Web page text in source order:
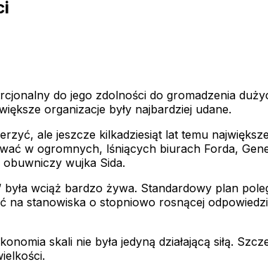
do jego zdolności do gromadzenia
organizacje były najbardziej udane.
ale jeszcze kilkadziesiąt lat temu
w ogromnych, lśniących biurach Forda,
obuwniczy wujka Sida.
wciąż bardzo żywa. Standardowy plan
stanowiska o stopniowo rosnącej
skali nie była jedyną działającą siłą.